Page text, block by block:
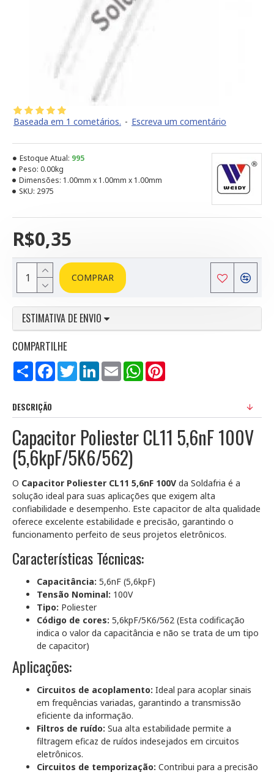
Baseada em 1 cometários. - Escreva um comentário
R$0,35
Estoque Atual: 995
Peso: 0.00kg
Dimensões: 1.00mm x 1.00mm x 1.00mm
SKU: 2975
COMPRAR
ESTIMATIVA DE ENVIO
COMPARTILHE
Compartilhar
FacebookTwitterLinkedInEmail WhatsApp
DESCRIÇÃO
Capacitor Poliester CL11 5,6nF 100V
(5,6kpF/5K6/562)
O Capacitor Poliester CL11 5,6nF 100V da Soldafria é a
solução ideal para suas aplicações que exigem alta
confiabilidade e desempenho. Este capacitor de alta qualidade
oferece excelente estabilidade e precisão, garantindo o
funcionamento perfeito de seus projetos eletrônicos.
Características Técnicas:
Capacitância: 5,6nF (5,6kpF)
Tensão Nominal: 100V
Tipo: Poliester
Código de cores: 5,6kpF/5K6/562 (Esta codificação
indica o valor da capacitância e não se trata de um tipo
de capacitor)
Aplicações:
Circuitos de acoplamento: Ideal para acoplar sinais
em frequências variadas, garantindo a transmissão
eficiente da informação.
Filtros de ruído: Sua alta estabilidade permite a
filtragem eficaz de ruídos indesejados em circuitos
eletrônicos.
Circuitos de temporização: Contribui para a precisão